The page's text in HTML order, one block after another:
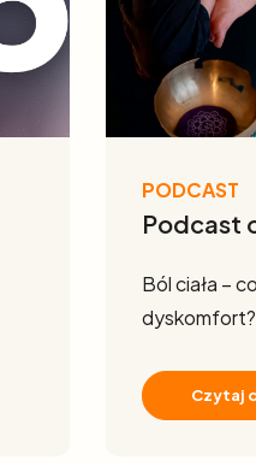
PODCAST
Podcast
Ból ciała –
Czytaj